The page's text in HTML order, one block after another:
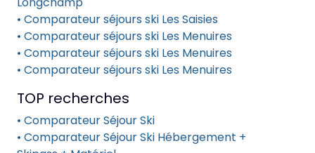
• Comparateur séjours ski Les Saisies
• Comparateur séjours ski Les Menuires
• Comparateur séjours ski Les Menuires
• Comparateur séjours ski Les Menuires
TOP recherches
• Comparateur Séjour Ski
• Comparateur Séjour Ski Hébergement +